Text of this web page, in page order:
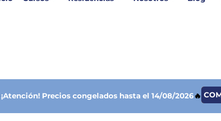
¡Atención! Precios congelados hasta el 14/08/2026🔥